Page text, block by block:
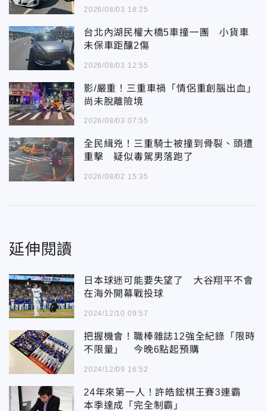
2026/08/03 18:25
台北內湖民權大橋5車撞一團 小貨車
未保車距釀2傷
2026/08/03 12:55
影/嚴重！三重車禍「情侶重創腦出血」
尚未脫離險境
2026/08/03 07:55
全民緝兇！三重騎士被撞到骨裂、頭遭
重擊 疑似毒駕男落跑了
2026/08/02 15:35
延伸閱讀
日本球迷可能要失望了 大谷翔平不會
在海外開幕戰投球
2024/12/10 09:57
把握機會！職棒雜誌12強全紀錄「限時
不限量」 今晚6點起預購
2024/12/09 16:52
24年來第一人！許皓鋐棋王賽3連霸
本季達成「完全制霸」